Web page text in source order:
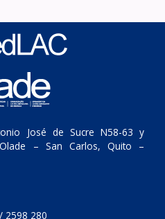
José de Sucre N58-63 y
– San Carlos, Quito –
2598 280